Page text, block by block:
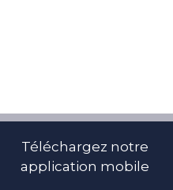
Téléchargez notre
application mobile